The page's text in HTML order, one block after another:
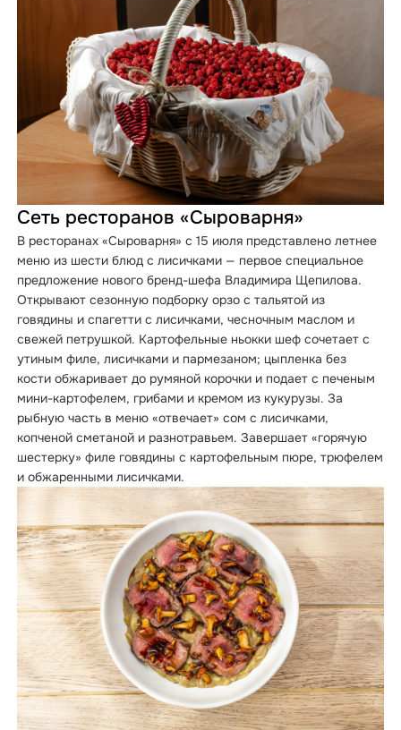
Сеть ресторанов «Сыроварня»
В ресторанах «Сыроварня» с 15 июля представлено летнее
меню из шести блюд с лисичками — первое специальное
предложение нового бренд-шефа Владимира Щепилова.
Открывают сезонную подборку орзо с тальятой из
говядины и спагетти с лисичками, чесночным маслом и
свежей петрушкой. Картофельные ньокки шеф сочетает с
утиным филе, лисичками и пармезаном; цыпленка без
кости обжаривает до румяной корочки и подает с печеным
мини-картофелем, грибами и кремом из кукурузы. За
рыбную часть в меню «отвечает» сом с лисичками,
копченой сметаной и разнотравьем. Завершает «горячую
шестерку» филе говядины с картофельным пюре, трюфелем
и обжаренными лисичками.